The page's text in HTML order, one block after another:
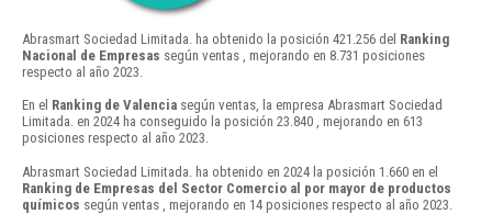
Abrasmart Sociedad Limitada. ha obtenido la posición 421.256 del Ranking
Nacional de Empresas según ventas , mejorando en 8.731 posiciones
respecto al año 2023.
En el Ranking de Valencia según ventas, la empresa Abrasmart Sociedad
Limitada. en 2024 ha conseguido la posición 23.840 , mejorando en 613
posiciones respecto al año 2023.
Abrasmart Sociedad Limitada. ha obtenido en 2024 la posición 1.660 en el
Ranking de Empresas del Sector Comercio al por mayor de productos
químicos según ventas , mejorando en 14 posiciones respecto al año 2023.